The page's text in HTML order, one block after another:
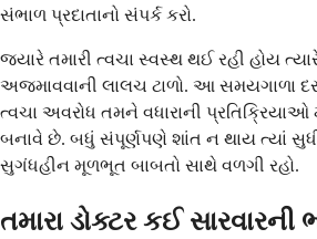
સંભાળ પ્રદાતાનો સંપર્ક કરો.
જ્યારે તમારી ત્વચા સ્વસ્થ થઈ રહી હોય
અજમાવવાની લાલચ ટાળો. આ સમયગાળા
ત્વચા અવરોધ તમને વધારાની
બનાવે છે. બધું સંપૂર્ણપણે શાંત ન થાય ત્યાં
સુગંધહીન મૂળભૂત બાબતો સાથે વળગી રહો.
તમારા ડોક્ટર કઈ